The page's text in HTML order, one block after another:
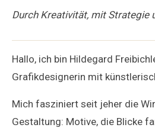
Durch Kreativität, mit Strategie
Hallo, ich bin Hildegard
Grafikdesignerin mit
Mich fasziniert seit jeher die
Gestaltung: Motive, die Blicke